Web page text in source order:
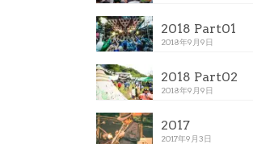
2018 Part01
2018年9月9日
2018 Part02
2018年9月9日
2017
2017年9月3日